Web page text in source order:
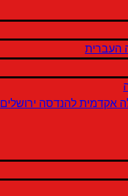
העברית
אקדמית להנדסה ירושלים